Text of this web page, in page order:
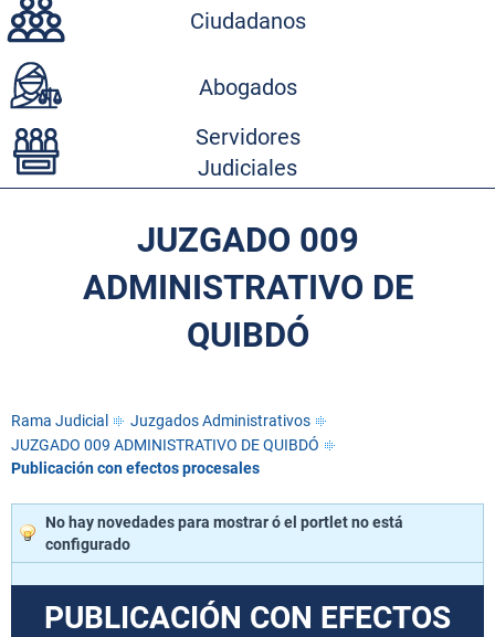
Ciudadanos
Abogados
Servidores
Judiciales
JUZGADO 009
ADMINISTRATIVO DE
QUIBDÓ
Rama Judicial
Juzgados Administrativos
JUZGADO 009 ADMINISTRATIVO DE QUIBDÓ
Publicación con efectos procesales
No hay novedades para mostrar ó el portlet no está
configurado
PUBLICACIÓN CON EFECTOS